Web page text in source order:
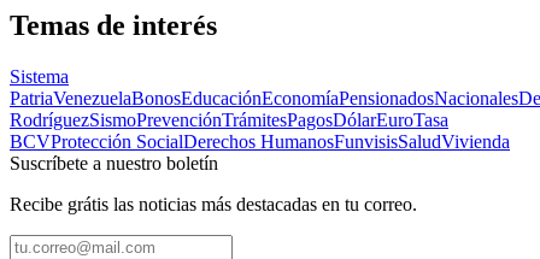
Temas de interés
Sistema
PatriaVenezuelaBonosEducaciónEconomíaPensionadosNacionales
RodríguezSismoPrevenciónTrámitesPagosDólarEuroTasa
BCVProtección SocialDerechos HumanosFunvisisSaludVivienda
Suscríbete a nuestro boletín
Recibe grátis las noticias más destacadas en tu correo.